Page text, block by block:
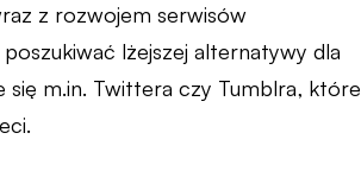
z rozwojem serwisów
lżejszej alternatywy dla
się m.in. Twittera czy Tumblra, które